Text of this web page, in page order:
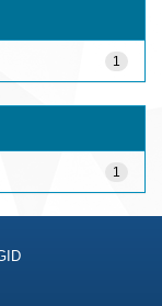
1
1